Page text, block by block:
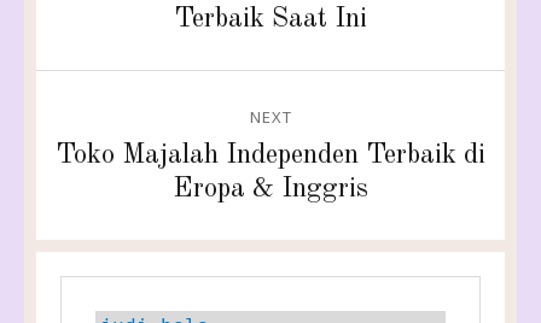
Terbaik Saat Ini
NEXT
Next
Toko Majalah Independen Terbaik di
Eropa & Inggris